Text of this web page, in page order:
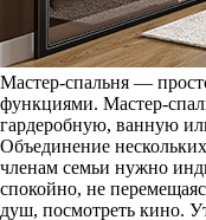
Мастер-спальня —
функциями. Мастер-
гардеробную, ванную
Объединение
членам семьи нужно
спокойно, не
душ, посмотреть кино.